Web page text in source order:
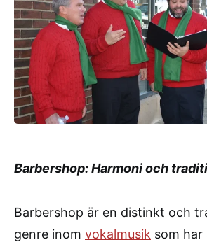
Barbershop: Harmoni och
Barbershop är en distinkt och
genre inom vokalmusik som har